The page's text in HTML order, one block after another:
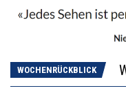
WOCHENRÜCKBLICK